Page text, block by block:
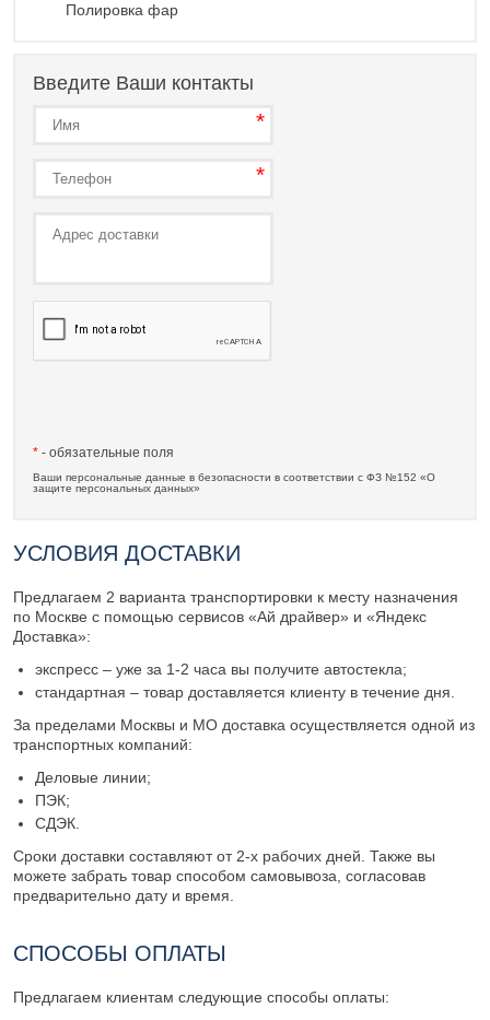
Полировка фар
Введите Ваши контакты
* - обязательные поля
Ваши персональные данные в безопасности в соответствии с ФЗ №152 «О
защите персональных данных»
УСЛОВИЯ ДОСТАВКИ
Предлагаем 2 варианта транспортировки к месту назначения
по Москве с помощью сервисов «Ай драйвер» и «Яндекс
Доставка»:
экспресс – уже за 1-2 часа вы получите автостекла;
стандартная – товар доставляется клиенту в течение дня.
За пределами Москвы и МО доставка осуществляется одной из
транспортных компаний:
Деловые линии;
ПЭК;
СДЭК.
Сроки доставки составляют от 2-х рабочих дней. Также вы
можете забрать товар способом самовывоза, согласовав
предварительно дату и время.
СПОСОБЫ ОПЛАТЫ
Предлагаем клиентам следующие способы оплаты: